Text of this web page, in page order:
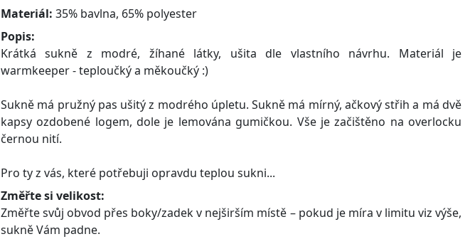
Materiál: 35% bavlna, 65% polyester
Popis:
Krátká sukně z modré, žíhané látky, ušita dle vlastního návrhu. Materiál je
warmkeeper - teploučký a měkoučký :)
Sukně má pružný pas ušitý z modrého úpletu. Sukně má mírný, ačkový střih a má dvě
kapsy ozdobené logem, dole je lemována gumičkou. Vše je začištěno na overlocku
černou nití.
Pro ty z vás, které potřebuji opravdu teplou sukni...
Změřte si velikost:
Změřte svůj obvod přes boky/zadek v nejširším místě – pokud je míra v limitu viz výše,
sukně Vám padne.